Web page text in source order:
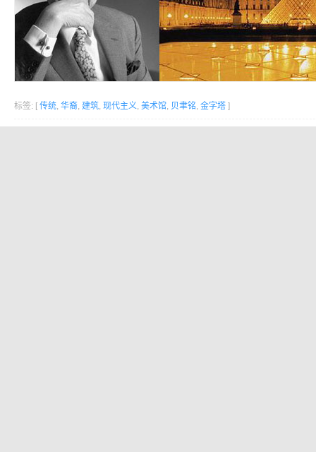
标签: [ 传统, 华裔, 建筑, 现代主义, 美术馆, 贝聿铭, 金字塔 ]